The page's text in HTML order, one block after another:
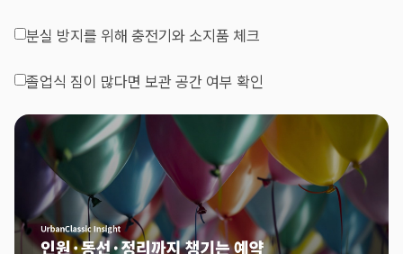
분실 방지를 위해 충전기와 소지품 체크
졸업식 짐이 많다면 보관 공간 여부 확인